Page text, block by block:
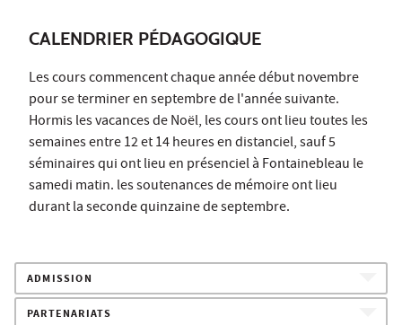
CALENDRIER PÉDAGOGIQUE
Les cours commencent chaque année début novembre
pour se terminer en septembre de l'année suivante.
Hormis les vacances de Noël, les cours ont lieu toutes les
semaines entre 12 et 14 heures en distanciel, sauf 5
séminaires qui ont lieu en présenciel à Fontainebleau le
samedi matin. les soutenances de mémoire ont lieu
durant la seconde quinzaine de septembre.
ADMISSION
PARTENARIATS